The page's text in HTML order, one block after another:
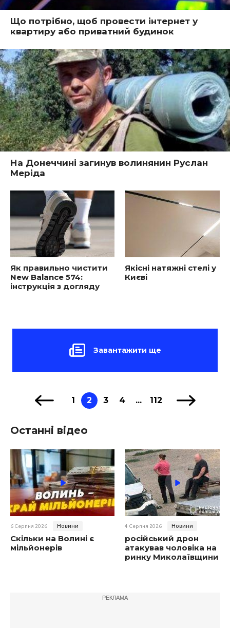
Що потрібно, щоб провести інтернет у
квартиру або приватний будинок
На Донеччині загинув волинянин Руслан
Меріда
Як правильно чистити
New Balance 574:
інструкція з догляду
Якiснi натяжні стелі у
Києві
Завантажити ще
1 2 3 4 ... 112
Останні відео
6 Серпня 2026 Новини
Скільки на Волині є
мільйонерів
4 Серпня 2026 Новини
російський дрон
атакував чоловіка на
ринку Миколаївщини
РЕКЛАМА